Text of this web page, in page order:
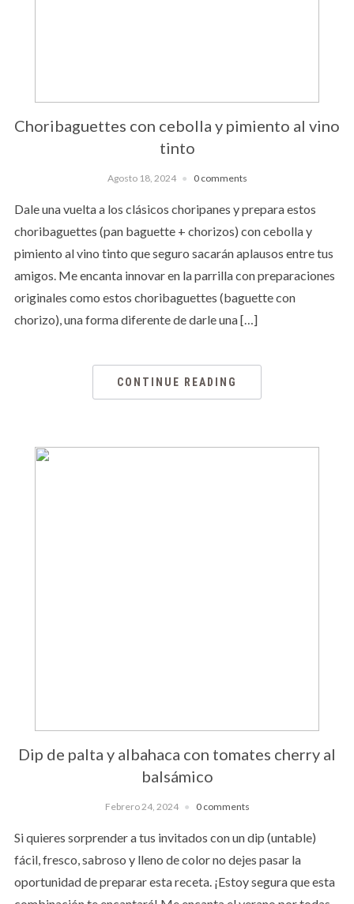
Choribaguettes con cebolla y pimiento al vino
tinto
Agosto 18, 2024 0 comments
Dale una vuelta a los clásicos choripanes y prepara estos
choribaguettes (pan baguette + chorizos) con cebolla y
pimiento al vino tinto que seguro sacarán aplausos entre tus
amigos. Me encanta innovar en la parrilla con preparaciones
originales como estos choribaguettes (baguette con
chorizo), una forma diferente de darle una […]
CONTINUE READING
Dip de palta y albahaca con tomates cherry al
balsámico
Febrero 24, 2024 0 comments
Si quieres sorprender a tus invitados con un dip (untable)
fácil, fresco, sabroso y lleno de color no dejes pasar la
oportunidad de preparar esta receta. ¡Estoy segura que esta